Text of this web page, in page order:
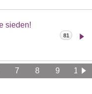
sieden!
81
7 8 9
10